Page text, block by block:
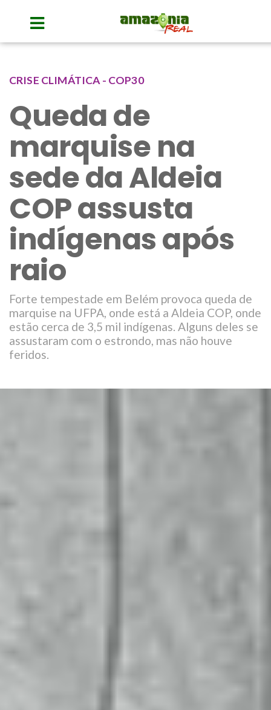
CRISE CLIMÁTICA - COP30
Queda de
marquise na
sede da Aldeia
COP assusta
indígenas após
raio
Forte tempestade em Belém provoca queda de
marquise na UFPA, onde está a Aldeia COP, onde
estão cerca de 3,5 mil indígenas. Alguns deles se
assustaram com o estrondo, mas não houve
feridos.